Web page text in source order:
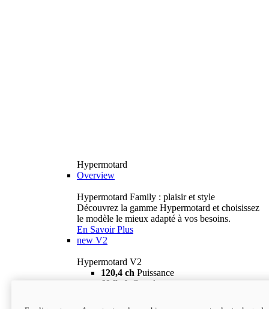
Hypermotard
Overview
Hypermotard Family : plaisir et style
Découvrez la gamme Hypermotard et choisissez
le modèle le mieux adapté à vos besoins.
En Savoir Plus
new V2
Hypermotard V2
120,4 ch Puissance
69 lb-ft
Couple
18 895 $